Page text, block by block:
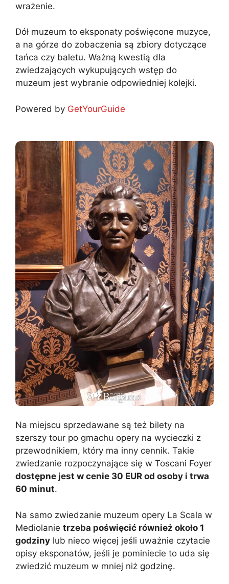
wrażenie.
Dół muzeum to eksponaty poświęcone muzyce,
a na górze do zobaczenia są zbiory dotyczące
tańca czy baletu. Ważną kwestią dla
zwiedzających wykupujących wstęp do
muzeum jest wybranie odpowiedniej kolejki.
Powered by GetYourGuide
Na miejscu sprzedawane są też bilety na
szerszy tour po gmachu opery na wycieczki z
przewodnikiem, który ma inny cennik. Takie
zwiedzanie rozpoczynające się w Toscani Foyer
dostępne jest w cenie 30 EUR od osoby i trwa
60 minut.
Na samo zwiedzanie muzeum opery La Scala w
Mediolanie trzeba poświęcić również około 1
godziny lub nieco więcej jeśli uważnie czytacie
opisy eksponatów, jeśli je pominiecie to uda się
zwiedzić muzeum w mniej niż godzinę.